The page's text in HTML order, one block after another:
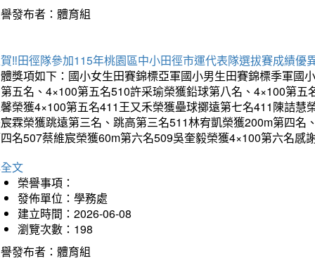
發布者：體育組
‼️田徑隊參加115年桃園區中小田徑市運代表隊選拔賽成績優
獎項如下：國小女生田賽錦標亞軍國小男生田賽錦標季軍國
五名、4×100第五名510許采瑜榮獲鉛球第八名、4×100第
榮獲4×100第五名411王又禾榮獲壘球擲遠第七名411陳詰
霖榮獲跳遠第三名、跳高第三名511林宥凱榮獲200m第四
名507蔡維宸榮獲60m第六名509吳奎毅榮獲4×100第六名
文
榮譽事項：
發佈單位：學務處
建立時間：2026-06-08
瀏覽次數：198
發布者：體育組